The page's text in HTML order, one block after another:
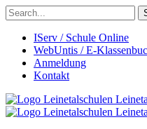
IServ / Schule Online
WebUntis / E-
Anmeldung
Kontakt
Leinetalschulen
Leinetalschulen